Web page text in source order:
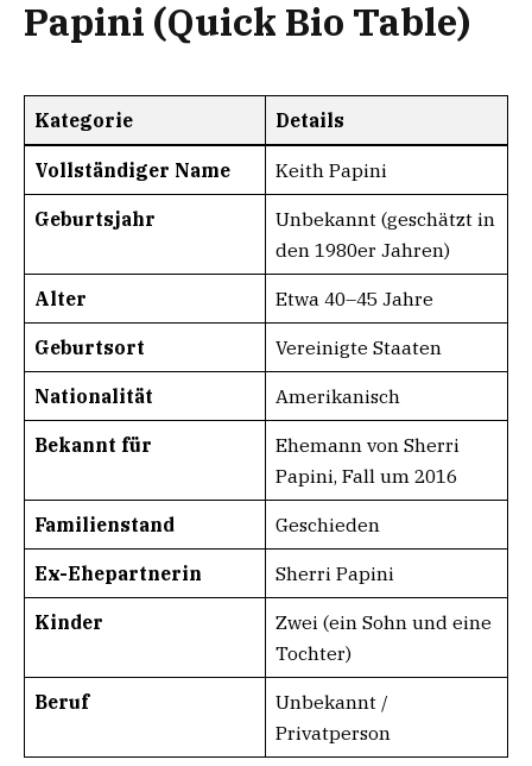
Papini (Quick Bio Table)
Kategorie Details
Vollständiger Name Keith Papini
Geburtsjahr
Unbekannt (geschätzt in
den 1980er Jahren)
Alter Etwa 40–45 Jahre
Geburtsort Vereinigte Staaten
Nationalität Amerikanisch
Bekannt für
Ehemann von Sherri
Papini, Fall um 2016
Familienstand Geschieden
Ex-Ehepartnerin Sherri Papini
Kinder
Zwei (ein Sohn und eine
Tochter)
Beruf
Unbekannt /
Privatperson